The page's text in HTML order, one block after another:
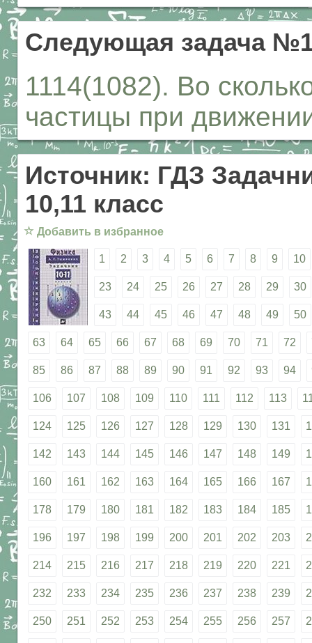
Следующая задача
1114(1082). Во
частицы при
Источник: ГДЗ
10,11 класс
☆ Добавить в избранное
1 2 3 4 5 6 7 8 9 10
23 24 25 26 27 28 29 30
43 44 45 46 47 48 49 50
63 64 65 66 67 68 69 70 71 72
85 86 87 88 89 90 91 92 93 94
106 107 108 109 110 111 112 113
124 125 126 127 128 129 130 131
142 143 144 145 146 147 148 149
160 161 162 163 164 165 166 167
178 179 180 181 182 183 184 185
196 197 198 199 200 201 202 203
214 215 216 217 218 219 220 221
232 233 234 235 236 237 238 239
250 251 252 253 254 255 256 257